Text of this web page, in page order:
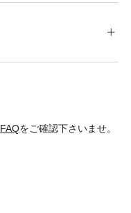
FAQをご確認下さいませ。